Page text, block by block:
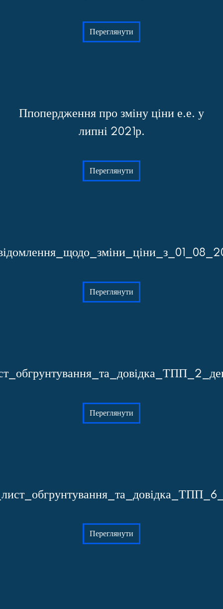
Переглянути
Ппопердження про зміну ціни е.е. у
липні 2021р.
Переглянути
Переглянути
Переглянути
Переглянути